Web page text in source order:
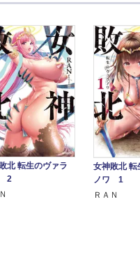
北 転生のヴァラ
2
女神敗北 転
ノワ 1
ＲＡＮ